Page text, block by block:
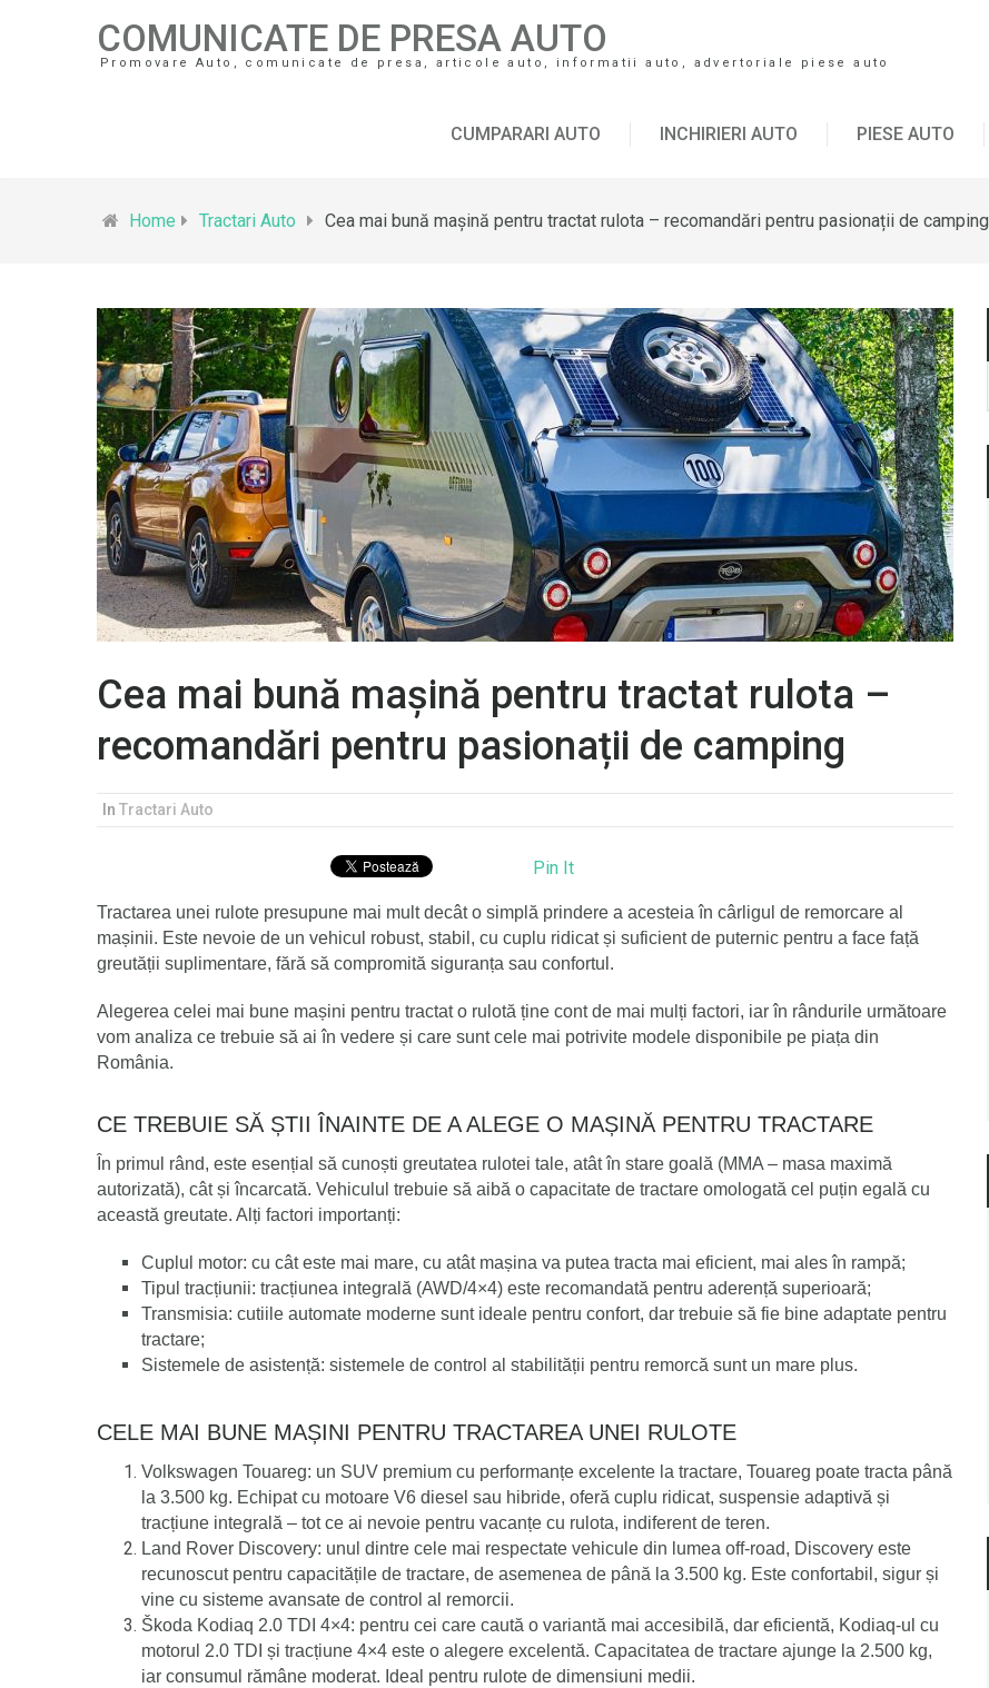
COMUNICATE DE PRESA AUTO
Promovare Auto, comunicate de presa, articole auto, informatii auto, advertoriale piese auto
CUMPARARI AUTO INCHIRIERI AUTO PIESE AUTO
Home Tractari Auto Cea mai bună mașină pentru tractat rulota – recomandări pentru pasionații de camping
Cea mai bună mașină pentru tractat rulota –
recomandări pentru pasionații de camping
In Tractari Auto
Pin It
Tractarea unei rulote presupune mai mult decât o simplă prindere a acesteia în cârligul de remorcare al
mașinii. Este nevoie de un vehicul robust, stabil, cu cuplu ridicat și suficient de puternic pentru a face față
greutății suplimentare, fără să compromită siguranța sau confortul.
Alegerea celei mai bune mașini pentru tractat o rulotă ține cont de mai mulți factori, iar în rândurile următoare
vom analiza ce trebuie să ai în vedere și care sunt cele mai potrivite modele disponibile pe piața din
România.
CE TREBUIE SĂ ȘTII ÎNAINTE DE A ALEGE O MAȘINĂ PENTRU TRACTARE
În primul rând, este esențial să cunoști greutatea rulotei tale, atât în stare goală (MMA – masa maximă
autorizată), cât și încarcată. Vehiculul trebuie să aibă o capacitate de tractare omologată cel puțin egală cu
această greutate. Alți factori importanți:
Cuplul motor: cu cât este mai mare, cu atât mașina va putea tracta mai eficient, mai ales în rampă;
Tipul tracțiunii: tracțiunea integrală (AWD/4×4) este recomandată pentru aderență superioară;
Transmisia: cutiile automate moderne sunt ideale pentru confort, dar trebuie să fie bine adaptate pentru
tractare;
Sistemele de asistență: sistemele de control al stabilității pentru remorcă sunt un mare plus.
CELE MAI BUNE MAȘINI PENTRU TRACTAREA UNEI RULOTE
Volkswagen Touareg: un SUV premium cu performanțe excelente la tractare, Touareg poate tracta până
la 3.500 kg. Echipat cu motoare V6 diesel sau hibride, oferă cuplu ridicat, suspensie adaptivă și
tracțiune integrală – tot ce ai nevoie pentru vacanțe cu rulota, indiferent de teren.
Land Rover Discovery: unul dintre cele mai respectate vehicule din lumea off-road, Discovery este
recunoscut pentru capacitățile de tractare, de asemenea de până la 3.500 kg. Este confortabil, sigur și
vine cu sisteme avansate de control al remorcii.
Škoda Kodiaq 2.0 TDI 4×4: pentru cei care caută o variantă mai accesibilă, dar eficientă, Kodiaq-ul cu
motorul 2.0 TDI și tracțiune 4×4 este o alegere excelentă. Capacitatea de tractare ajunge la 2.500 kg,
iar consumul rămâne moderat. Ideal pentru rulote de dimensiuni medii.